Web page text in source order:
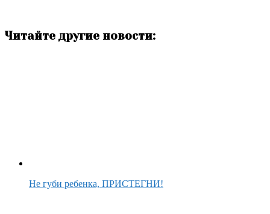
Читайте другие новости:
Не губи ребенка, ПРИСТЕГНИ!